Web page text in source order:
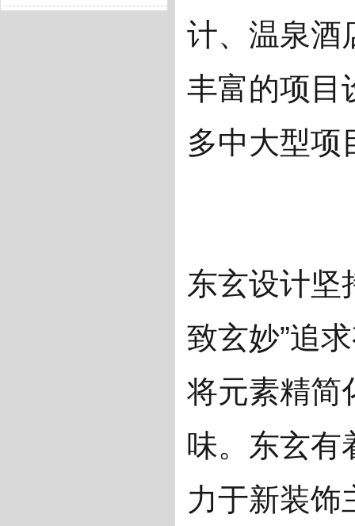
计、温泉酒
丰富的项目
多中大型项
东玄设计坚
致玄妙”追
将元素精简
味。东玄有
力于新装饰